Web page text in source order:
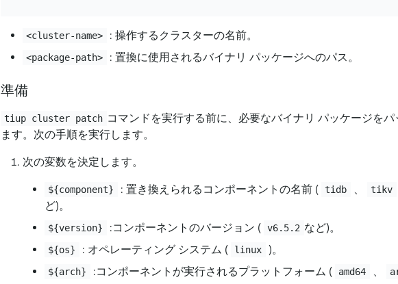
<cluster-name> : 操作するクラスターの名前。
<package-path> : 置換に使用されるバイナリ パッケージへのパス。
準備
tiup cluster patch コマンドを実行する前に、必要なバイナリ パッケージをパ
ます。次の手順を実行します。
次の変数を決定します。
${component} : 置き換えられるコンポーネントの名前 ( tidb 、 tikv
ど)。
${version} :コンポーネントのバージョン ( v6.5.2 など)。
${os} : オペレーティング システム ( linux )。
${arch} :コンポーネントが実行されるプラットフォーム ( amd64 、